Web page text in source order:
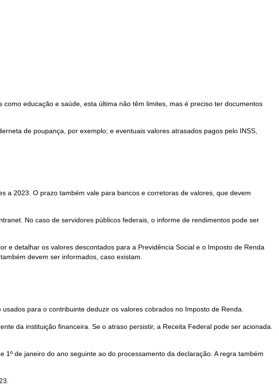
educação e saúde, esta última não têm limites, mas é preciso ter documentos
de poupança, por exemplo; e eventuais valores atrasados pagos pelo INSS,
a 2023. O prazo também vale para bancos e corretoras de valores, que devem
No caso de servidores públicos federais, o informe de rendimentos pode ser
e detalhar os valores descontados para a Previdência Social e o Imposto de Renda
devem ser informados, caso existam.
para o contribuinte deduzir os valores cobrados no Imposto de Renda.
da instituição financeira. Se o atraso persistir, a Receita Federal pode ser acionada.
de janeiro do ano seguinte ao do processamento da declaração. A regra também